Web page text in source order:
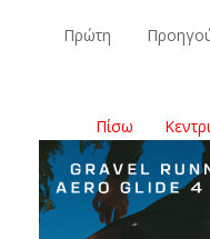
Πρώτη
Πίσω